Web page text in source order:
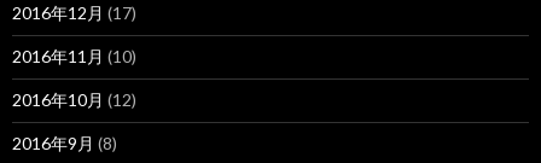
2016年12月 (17)
2016年11月 (10)
2016年10月 (12)
2016年9月 (8)